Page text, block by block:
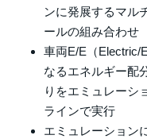
ンに発展するマル
ールの組み合わせ
車両E/E（Electric/
なるエネルギー配
りをエミュレーシ
ラインで実行
エミュレーション